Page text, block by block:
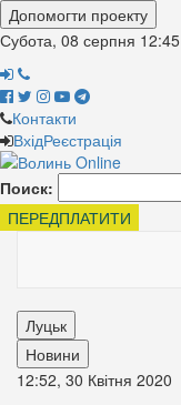
Допомогти проекту
Субота, 08 серпня 12:45
Контакти
ВхідРеєстрація
Поиск:
ПЕРЕДПЛАТИТИ
Луцьк
Новини
12:52, 30 Квітня 2020